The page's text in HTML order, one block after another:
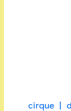
cirque